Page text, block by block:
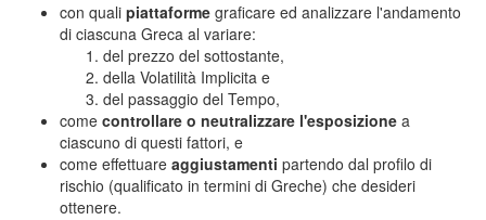
con quali piattaforme graficare ed analizzare l'andamento
di ciascuna Greca al variare:
del prezzo del sottostante,
della Volatilità Implicita e
del passaggio del Tempo,
come controllare o neutralizzare l'esposizione a
ciascuno di questi fattori, e
come effettuare aggiustamenti partendo dal profilo di
rischio (qualificato in termini di Greche) che desideri
ottenere.